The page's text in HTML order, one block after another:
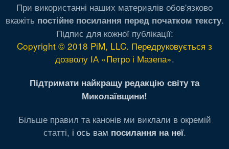
При використанні наших материалів обов'язково
вкажіть постійне посилання перед початком тексту.
Підпис для кожної публікації:
Copyright © 2018 PiM, LLC. Передруковується з
дозволу ІА «Петро і Мазепа».
Підтримати найкращу редакцію світу та
Миколаївщини!
Більше правил та канонів ми виклали в окремій
статті, і ось вам посилання на неї.